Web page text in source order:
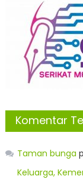
Komentar
Taman bunga
Keluarga,